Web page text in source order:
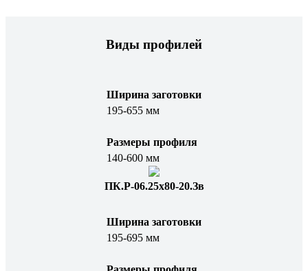
Виды профилей
Ширина заготовки
195-655 мм
Размеры профиля
140-600 мм
ПК.Р-06.25х80-20.Зв
Ширина заготовки
195-695 мм